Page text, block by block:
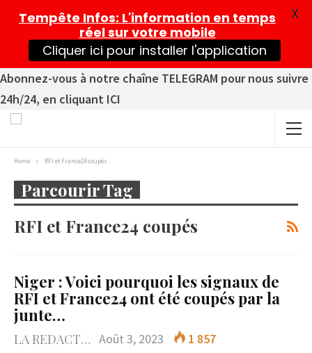
Abonnez-vous à notre chaîne TELEGRAM pour nous suivre
24h/24, en cliquant ICI
Home RFI et France24 coupés
Parcourir Tag
RFI et France24 coupés
Niger : Voici pourquoi les signaux de
RFI et France24 ont été coupés par la
junte…
LA REDACTION Août 3, 2023
1 857
Tempête Infos: L'information en temps
réel sur votre mobile
Cliquer ici pour installer l'application
X